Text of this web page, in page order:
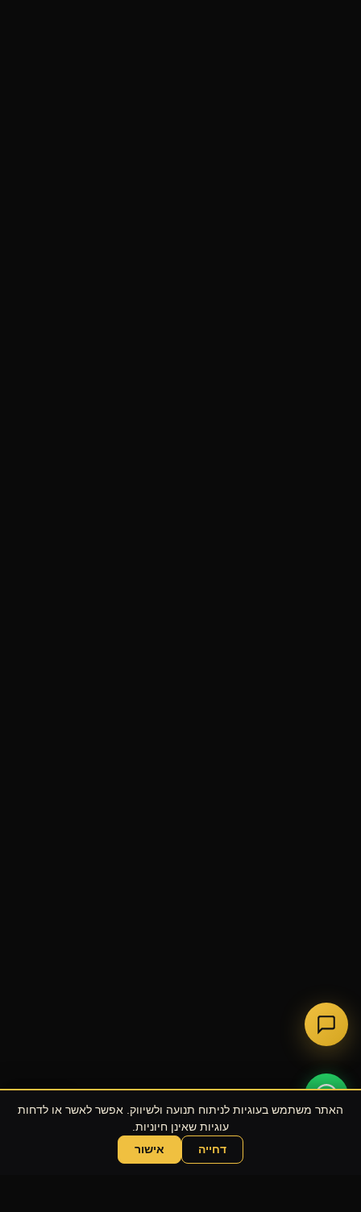
שוחחו עם הסוכן של UPE
האתר משתמש בעוגיות לניתוח תנועה ולשיווק. אפשר לאשר או לדחות
עוגיות שאינן חיוניות.
דחייה
אישור